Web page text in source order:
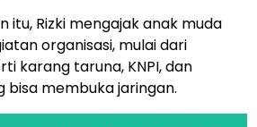
itu, Rizki mengajak anak muda
organisasi, mulai dari
karang taruna, KNPI, dan
bisa membuka jaringan.